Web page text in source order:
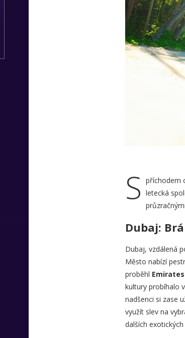
S příchodem
letecká
Dubaj:
Dubaj, vzdálená
Město nabízí
proběhl
kultury probíhalo
nadšenci si zase
využít slev na
dalších